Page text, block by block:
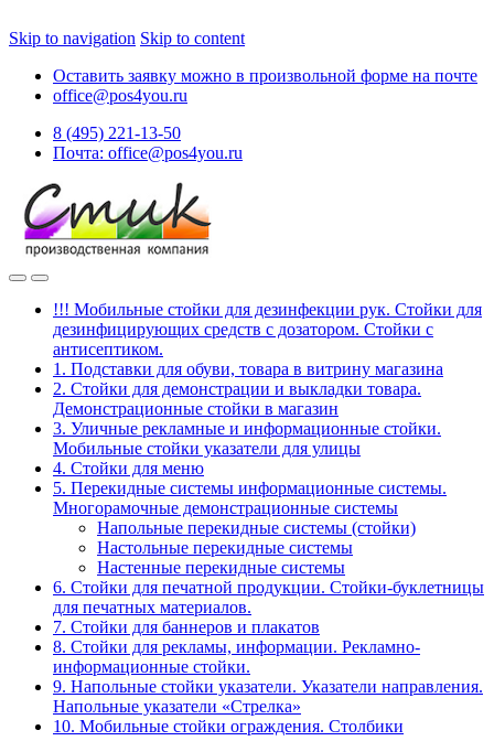
Skip to navigation Skip to content
Оставить заявку можно в произвольной форме на почте
office@pos4you.ru
8 (495) 221-13-50
Почта: office@pos4you.ru
!!! Мобильные стойки для дезинфекции рук. Стойки для
дезинфицирующих средств с дозатором. Стойки с
антисептиком.
1. Подставки для обуви, товара в витрину магазина
2. Стойки для демонстрации и выкладки товара.
Демонстрационные стойки в магазин
3. Уличные рекламные и информационные стойки.
Мобильные стойки указатели для улицы
4. Стойки для меню
5. Перекидные системы информационные системы.
Многорамочные демонстрационные системы
Напольные перекидные системы (стойки)
Настольные перекидные системы
Настенные перекидные системы
6. Стойки для печатной продукции. Стойки-буклетницы
для печатных материалов.
7. Стойки для баннеров и плакатов
8. Стойки для рекламы, информации. Рекламно-
информационные стойки.
9. Напольные стойки указатели. Указатели направления.
Напольные указатели «Стрелка»
10. Мобильные стойки ограждения. Столбики